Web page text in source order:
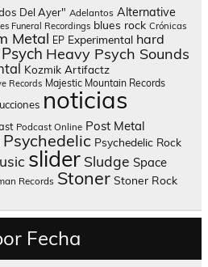
Del Ayer" Adelantos Alternative
Funeral Recordings blues rock Crónicas
Metal EP Experimental hard
Heavy Psych Sounds
Kozmik Artifactz
Records Majestic Mountain Records
noticias
Podcast Online Post Metal
Psychedelic Psychedelic Rock
slider Sludge Space
Records Stoner Stoner Rock
Fecha